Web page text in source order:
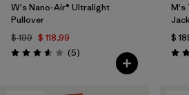
W's Nano-Air® Ultralight
Pullover
$ 199 $ 118,99
Valoración: 3.6 / 5
(5Comentarios
)
M's
$